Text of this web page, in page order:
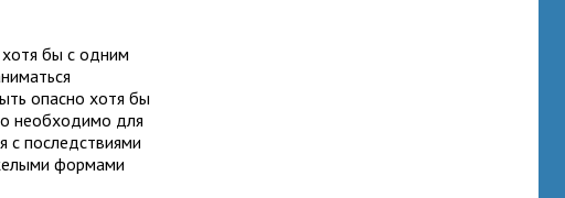
хотя бы с одним
опасно хотя бы
необходимо для
с последствиями
формами